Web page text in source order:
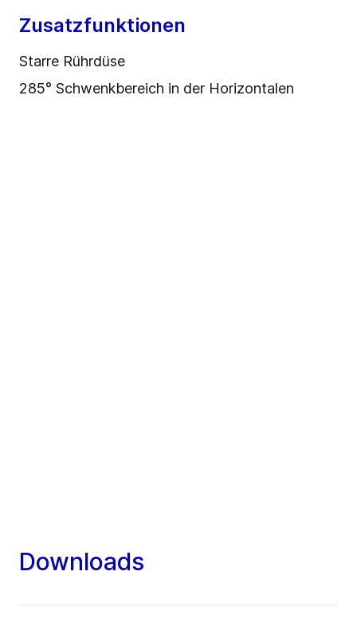
Zusatzfunktionen
Starre Rührdüse
285° Schwenkbereich in der Horizontalen
Downloads